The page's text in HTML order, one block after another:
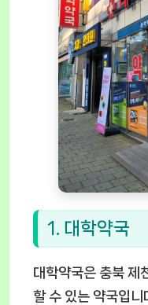
1. 대학약국
대학약국은 충북 제
할 수 있는 약국입니